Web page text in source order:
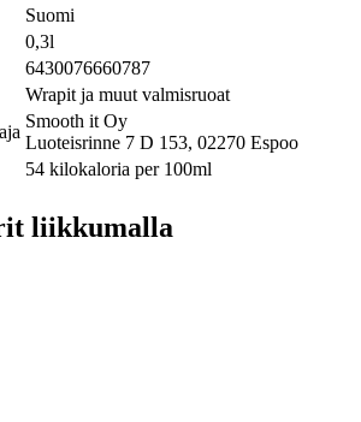
Suomi
0,3l
6430076660787
Wrapit ja muut valmisruoat
Smooth it Oy
Luoteisrinne 7 D 153, 02270 Espoo
54 kilokaloria per 100ml
liikkumalla